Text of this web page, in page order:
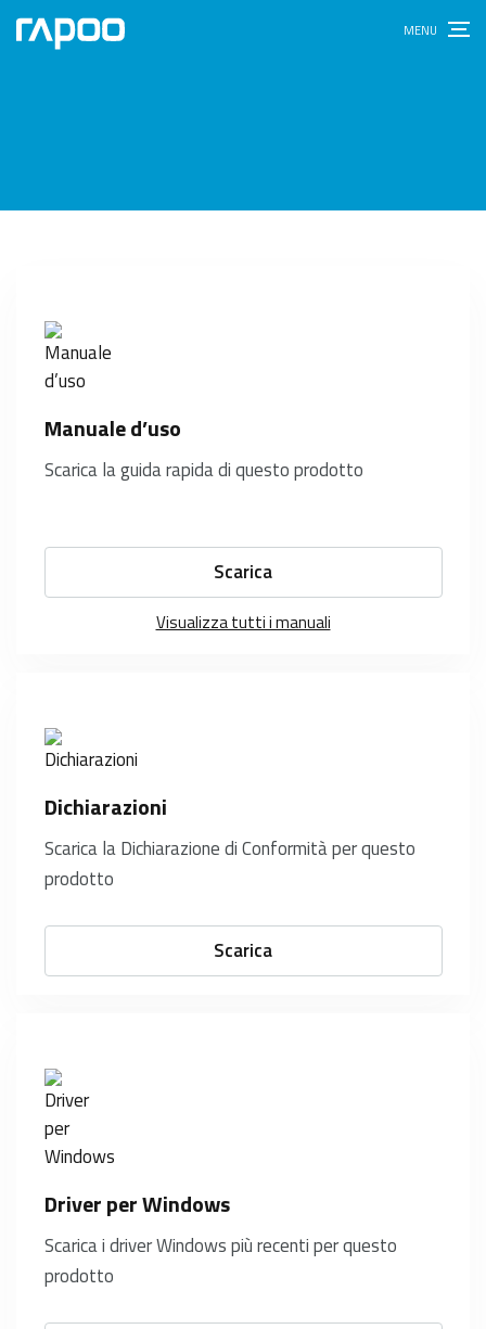
Manuale d’uso
Scarica la guida rapida di questo prodotto
Scarica
Visualizza tutti i manuali
Dichiarazioni
Scarica la Dichiarazione di Conformità per questo
prodotto
Scarica
Driver per Windows
Scarica i driver Windows più recenti per questo
prodotto